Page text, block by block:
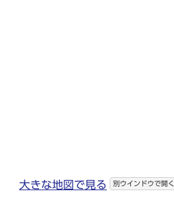
大きな地図で見る 別ウインドウで開く